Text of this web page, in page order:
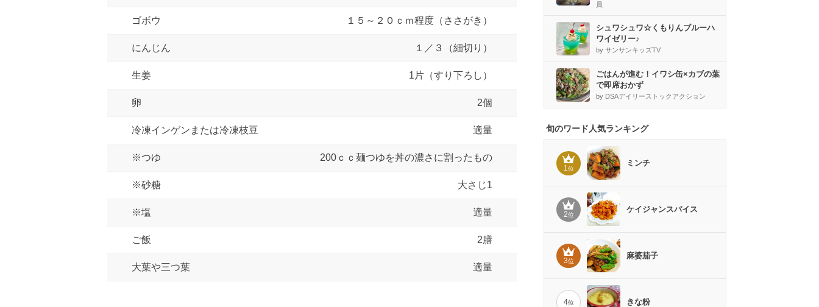
ゴボウ １５～２０ｃｍ程度（ささがき）
にんじん １／３（細切り）
生姜 1片（すり下ろし）
卵 2個
冷凍インゲンまたは冷凍枝豆 適量
※つゆ 200ｃｃ麺つゆを丼の濃さに割ったもの
※砂糖 大さじ1
※塩 適量
ご飯 2膳
大葉や三つ葉 適量
員
シュワシュワ☆くもりんブルーハ
ワイゼリー♪
by サンサンキッズTV
ごはんが進む！イワシ缶×カブの葉
で即席おかず
by DSAデイリーストックアクション
旬のワード人気ランキング
1位
ミンチ
2位
ケイジャンスパイス
3位
麻婆茄子
4位 きな粉